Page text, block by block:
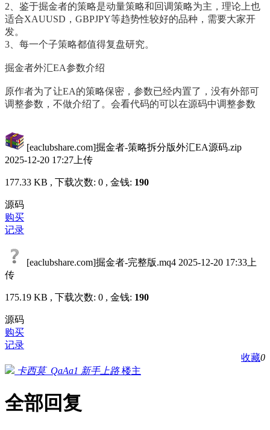
2、鉴于掘金者的策略是动量策略和回调策略为主，理论上也
适合XAUUSD，GBPJPY等趋势性较好的品种，需要大家开
发。
3、每一个子策略都值得复盘研究。
掘金者外汇EA参数介绍
原作者为了让EA的策略保密，参数已经内置了，没有外部可
调整参数，不做介绍了。会看代码的可以在源码中调整参数
[eaclubshare.com]掘金者-策略拆分版外汇EA源码.zip
2025-12-20 17:27上传
177.33 KB , 下载次数: 0 , 金钱: 190
源码
购买
记录
[eaclubshare.com]掘金者-完整版.mq4 2025-12-20 17:33上
传
175.19 KB , 下载次数: 0 , 金钱: 190
源码
购买
记录
收藏0
卡西莫_QaAa1 新手上路 楼主
全部回复